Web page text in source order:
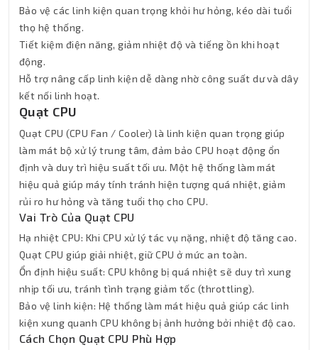
Bảo vệ các linh kiện quan trọng khỏi hư hỏng, kéo dài tuổi
thọ hệ thống.
Tiết kiệm điện năng, giảm nhiệt độ và tiếng ồn khi hoạt
động.
Hỗ trợ nâng cấp linh kiện dễ dàng nhờ công suất dư và dây
kết nối linh hoạt.
Quạt CPU
Quạt CPU (CPU Fan / Cooler) là linh kiện quan trọng giúp
làm mát bộ xử lý trung tâm, đảm bảo CPU hoạt động ổn
định và duy trì hiệu suất tối ưu. Một hệ thống làm mát
hiệu quả giúp máy tính tránh hiện tượng quá nhiệt, giảm
rủi ro hư hỏng và tăng tuổi thọ cho CPU.
Vai Trò Của Quạt CPU
Hạ nhiệt CPU: Khi CPU xử lý tác vụ nặng, nhiệt độ tăng cao.
Quạt CPU giúp giải nhiệt, giữ CPU ở mức an toàn.
Ổn định hiệu suất: CPU không bị quá nhiệt sẽ duy trì xung
nhịp tối ưu, tránh tình trạng giảm tốc (throttling).
Bảo vệ linh kiện: Hệ thống làm mát hiệu quả giúp các linh
kiện xung quanh CPU không bị ảnh hưởng bởi nhiệt độ cao.
Cách Chọn Quạt CPU Phù Hợp